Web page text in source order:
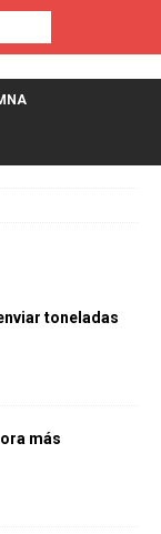
toneladas
más